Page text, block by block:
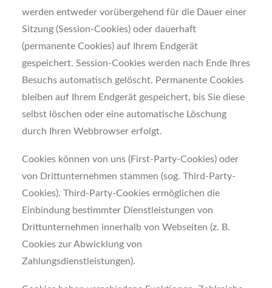
werden entweder vorübergehend für die Dauer einer
Sitzung (Session-Cookies) oder dauerhaft
(permanente Cookies) auf Ihrem Endgerät
gespeichert. Session-Cookies werden nach Ende Ihres
Besuchs automatisch gelöscht. Permanente Cookies
bleiben auf Ihrem Endgerät gespeichert, bis Sie diese
selbst löschen oder eine automatische Löschung
durch Ihren Webbrowser erfolgt.
Cookies können von uns (First-Party-Cookies) oder
von Drittunternehmen stammen (sog. Third-Party-
Cookies). Third-Party-Cookies ermöglichen die
Einbindung bestimmter Dienstleistungen von
Drittunternehmen innerhalb von Webseiten (z. B.
Cookies zur Abwicklung von
Zahlungsdienstleistungen).